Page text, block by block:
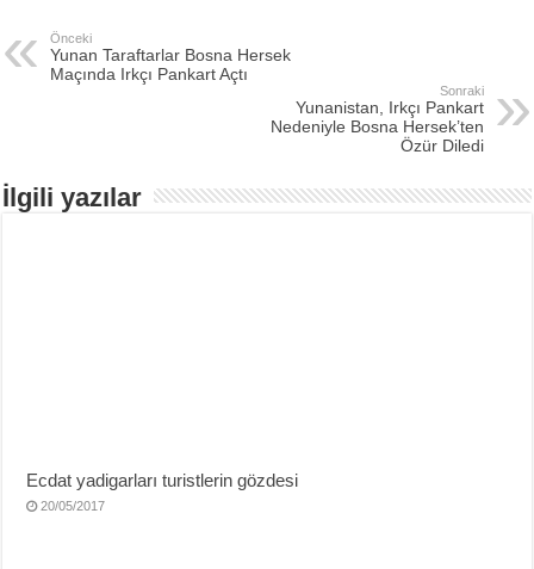
Önceki
Yunan Taraftarlar Bosna Hersek
Maçında Irkçı Pankart Açtı
Sonraki
Yunanistan, Irkçı Pankart
Nedeniyle Bosna Hersek’ten
Özür Diledi
İlgili yazılar
Ecdat yadigarları turistlerin gözdesi
20/05/2017